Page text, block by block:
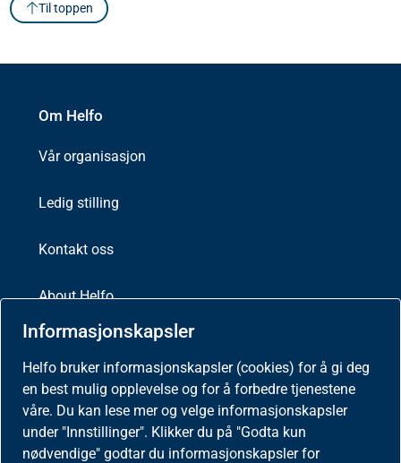
Informasjonskapsler
Helfo bruker informasjonskapsler (cookies) for å gi deg
en best mulig opplevelse og for å forbedre tjenestene
våre. Du kan lese mer og velge informasjonskapsler
under "Innstillinger". Klikker du på "Godta kun
nødvendige" godtar du informasjonskapsler for
Til toppen
Om Helfo
Vår organisasjon
Ledig stilling
Kontakt oss
About Helfo
Helfo